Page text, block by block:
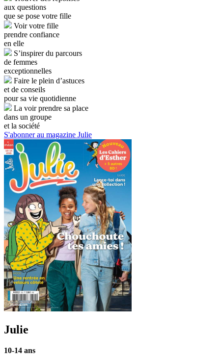
aux questions
que se pose votre fille
Voir votre fille
prendre confiance
en elle
S’inspirer du parcours
de femmes
exceptionnelles
Faire le plein d’astuces
et de conseils
pour sa vie quotidienne
La voir prendre sa place
dans un groupe
et la société
S'abonner au magazine Julie
Julie
10-14 ans